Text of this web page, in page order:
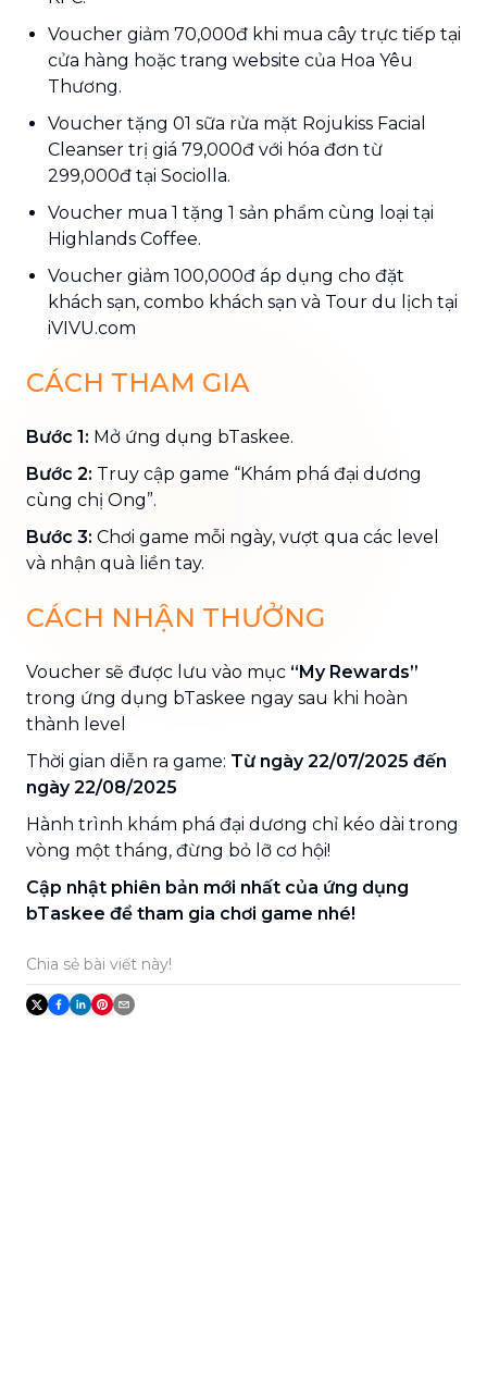
Voucher giảm 70,000đ khi mua cây trực tiếp tại
cửa hàng hoặc trang website của Hoa Yêu
Thương.
Voucher tặng 01 sữa rửa mặt Rojukiss Facial
Cleanser trị giá 79,000đ với hóa đơn từ
299,000đ tại Sociolla.
Voucher mua 1 tặng 1 sản phẩm cùng loại tại
Highlands Coffee.
Voucher giảm 100,000đ áp dụng cho đặt
khách sạn, combo khách sạn và Tour du lịch tại
iVIVU.com
CÁCH THAM GIA
Bước 1: Mở ứng dụng bTaskee.
Bước 2: Truy cập game “Khám phá đại dương
cùng chị Ong”.
Bước 3: Chơi game mỗi ngày, vượt qua các level
và nhận quà liền tay.
CÁCH NHẬN THƯỞNG
Voucher sẽ được lưu vào mục “My Rewards”
trong ứng dụng bTaskee ngay sau khi hoàn
thành level
Thời gian diễn ra game: Từ ngày 22/07/2025 đến
ngày 22/08/2025
Hành trình khám phá đại dương chỉ kéo dài trong
vòng một tháng, đừng bỏ lỡ cơ hội!
Cập nhật phiên bản mới nhất của ứng dụng
bTaskee để tham gia chơi game nhé!
Chia sẻ bài viết này!